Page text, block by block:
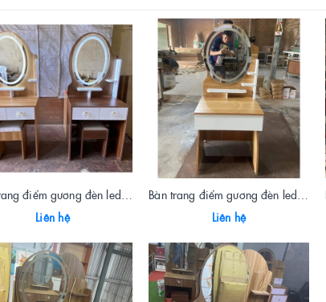
Liên hệ
Liên hệ